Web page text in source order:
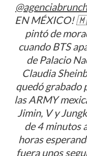
@agenciabrunch
EN MÉXICO!
pintó de
cuando BTS
de Palacio
Claudia
quedó grabado
las ARMY
Jimin, V y
de 4 minutos
horas
fuera unos